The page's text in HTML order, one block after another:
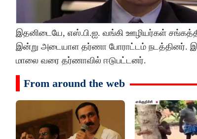
இதனிடையே, எஸ்.பி.ஐ. வங்கி ஊழியர்கள்
இன்று அடையாள தர்ணா போராட்டம் நடத்தினர்.
மாலை வரை தர்ணாவில் ஈடுபட்டனர்.
From around the web